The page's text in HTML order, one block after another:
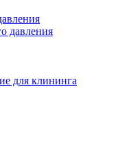
давления
для клининга